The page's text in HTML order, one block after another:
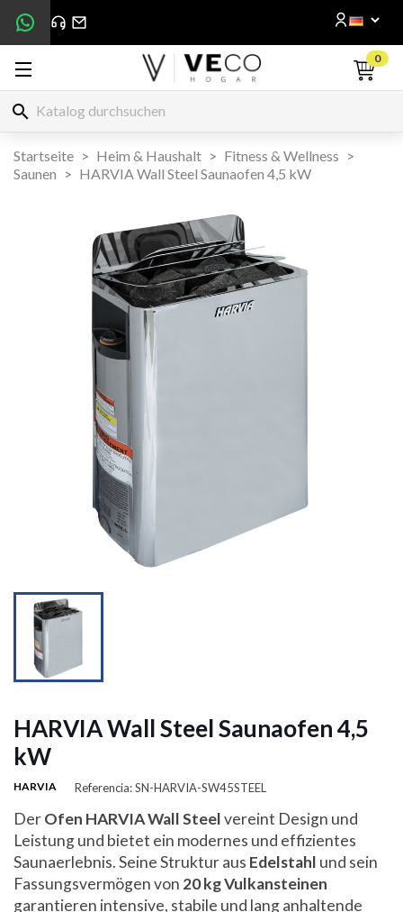
0
search
Startseite Heim & Haushalt
Fitness & Wellness
Saunen
HARVIA Wall Steel Saunaofen 4,5 kW
HARVIA Wall Steel Saunaofen 4,5
kW
HARVIA Referencia: SN-HARVIA-SW45STEEL
DerOfen HARVIA Wall Steelvereint Design und
Leistung und bietet ein modernes und effizientes
Saunaerlebnis. Seine Struktur aus Edelstahl und sein
Fassungsvermögen von 20 kg Vulkansteinen
garantieren intensive, stabile und lang anhaltende